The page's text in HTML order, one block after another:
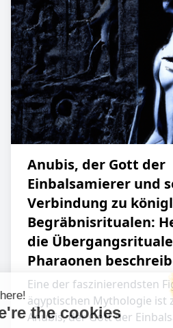
Anubis, der Gott der
Einbalsamierer und
Verbindung zu
Begräbnisritualen:
die
Pharaonen
Eine der faszinierendsten
ägyptischen Mythologie ist
Anubis, der Gott der